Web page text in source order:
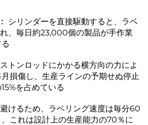
シリンダーを直接駆動すると、ラベ
、毎日約23,000個の製品が手作業
トンロッドにかかる横方向の力によ
損傷し、生産ラインの予期せぬ停止
を占めている
けるため、ラベリング速度は毎分60
これは設計上の生産能力の70％に